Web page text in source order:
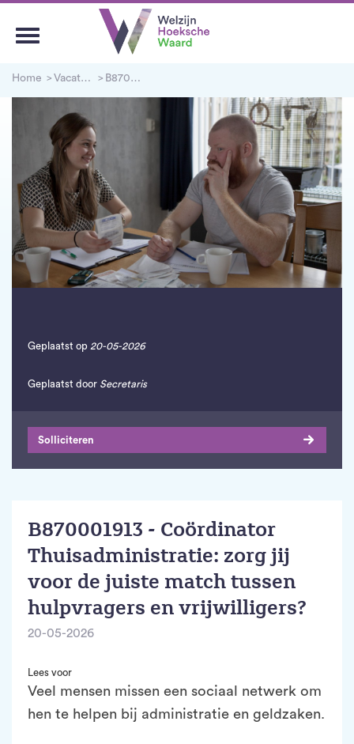
Home Vacatures B870001913 - Coördinator Thuisadministratie: zorg jij voor de juiste match tussen hulpvragers en vrijwilligers?
Geplaatst op 20-05-2026
Geplaatst door Secretaris
Solliciteren
B870001913 - Coördinator
Thuisadministratie: zorg jij
voor de juiste match tussen
hulpvragers en vrijwilligers?
20-05-2026
Lees voor
Veel mensen missen een sociaal netwerk om
hen te helpen bij administratie en geldzaken.